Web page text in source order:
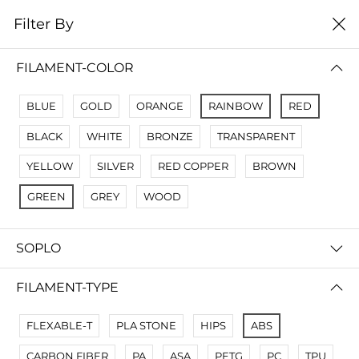
0
No Results
Not Found Filters1
Not Found Filters2
Filter By
FILAMENT-COLOR
BLUE GOLD ORANGE RAINBOW RED
BLACK WHITE BRONZE TRANSPARENT
YELLOW SILVER RED COPPER BROWN
GREEN GREY WOOD
SOPLO
FILAMENT-TYPE
FLEXABLE-T PLA STONE HIPS ABS
CARBON FIBER PA ASA PETG PC TPU